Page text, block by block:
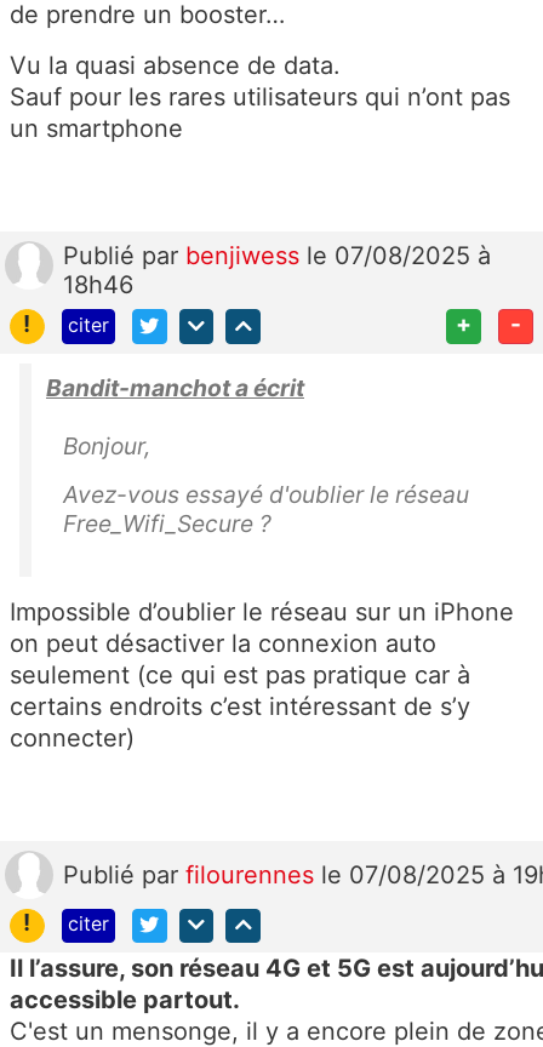
de prendre un booster…
Vu la quasi absence de data.
Sauf pour les rares utilisateurs qui n’ont pas
un smartphone
Publié par benjiwess le 07/08/2025 à
18h46
!
citer + -
Bandit-manchot a écrit
Bonjour,
Avez-vous essayé d'oublier le réseau
Free_Wifi_Secure ?
Impossible d’oublier le réseau sur un iPhone
on peut désactiver la connexion auto
seulement (ce qui est pas pratique car à
certains endroits c’est intéressant de s’y
connecter)
Publié par filourennes le 07/08/2025 à
!
citer
Il l’assure, son réseau 4G et 5G est
accessible partout.
C'est un mensonge, il y a encore plein de